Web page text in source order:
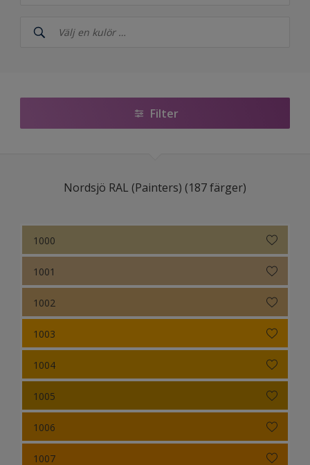
Nordsjö
Nordsjö True Joy™ – Årets kulör 2025
Colour Futures 2024 - Nordsjö Sweet Embrace™
Colour Futures 2023
Bright Skies™ - Nordsjö Colour of the Year 2022
Colour Futures 18
Colour Futures 20
Filter
Nordsjö RAL (Painters) (187 färger)
1000
1001
1002
1003
1004
1005
1006
1007